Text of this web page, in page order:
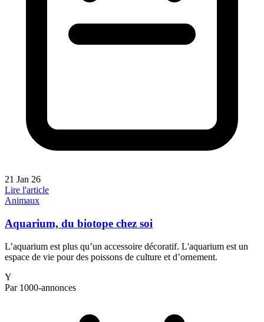
21 Jan 26
Lire l'article
Animaux
Aquarium, du biotope chez soi
L’aquarium est plus qu’un accessoire décoratif. L'aquarium est un
espace de vie pour des poissons de culture et d’ornement.
Y
Par 1000-annonces